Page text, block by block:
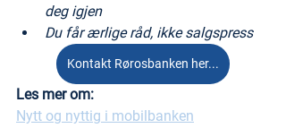
deg igjen
Du får ærlige råd, ikke salgspress
Kontakt Rørosbanken her...
Les mer om:
Nytt og nyttig i mobilbanken